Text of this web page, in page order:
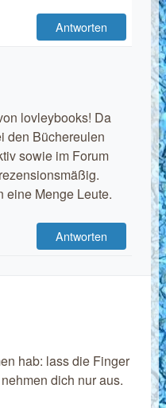
Antworten
lovleybooks! Da
den Büchereulen
sowie im Forum
eine Menge Leute.
Antworten
hab: lass die Finger
dich nur aus.